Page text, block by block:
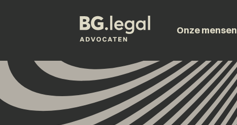
Onze mensen